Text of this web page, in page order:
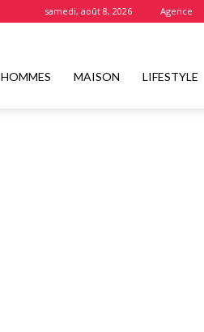
samedi, août 8, 2026 Agence
HOMMES MAISON LIFESTYLE